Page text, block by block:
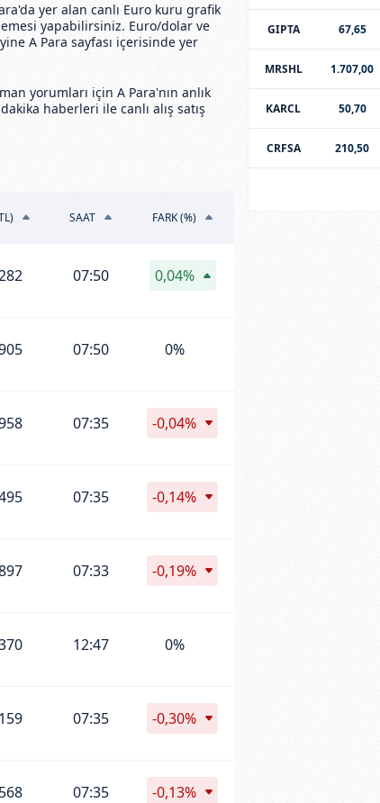
yer alan canlı Euro kuru grafik
yapabilirsiniz. Euro/dolar ve
A Para sayfası içerisinde yer
yorumları için A Para'nın anlık
haberleri ile canlı alış satış
SAAT FARK (%)
07:50 0,04%
07:50 0%
07:35 -0,04%
07:35 -0,14%
07:33 -0,19%
12:47 0%
07:35 -0,30%
07:35 -0,13%
GIPTA 67,65
MRSHL 1.707,00
KARCL 50,70
CRFSA 210,50